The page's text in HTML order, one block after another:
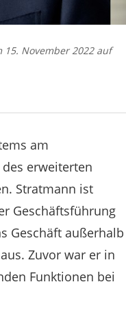
15. November 2022 auf
am
erweiterten
Stratmann ist
Geschäftsführung
Geschäft außerhalb
Zuvor war er in
Funktionen bei